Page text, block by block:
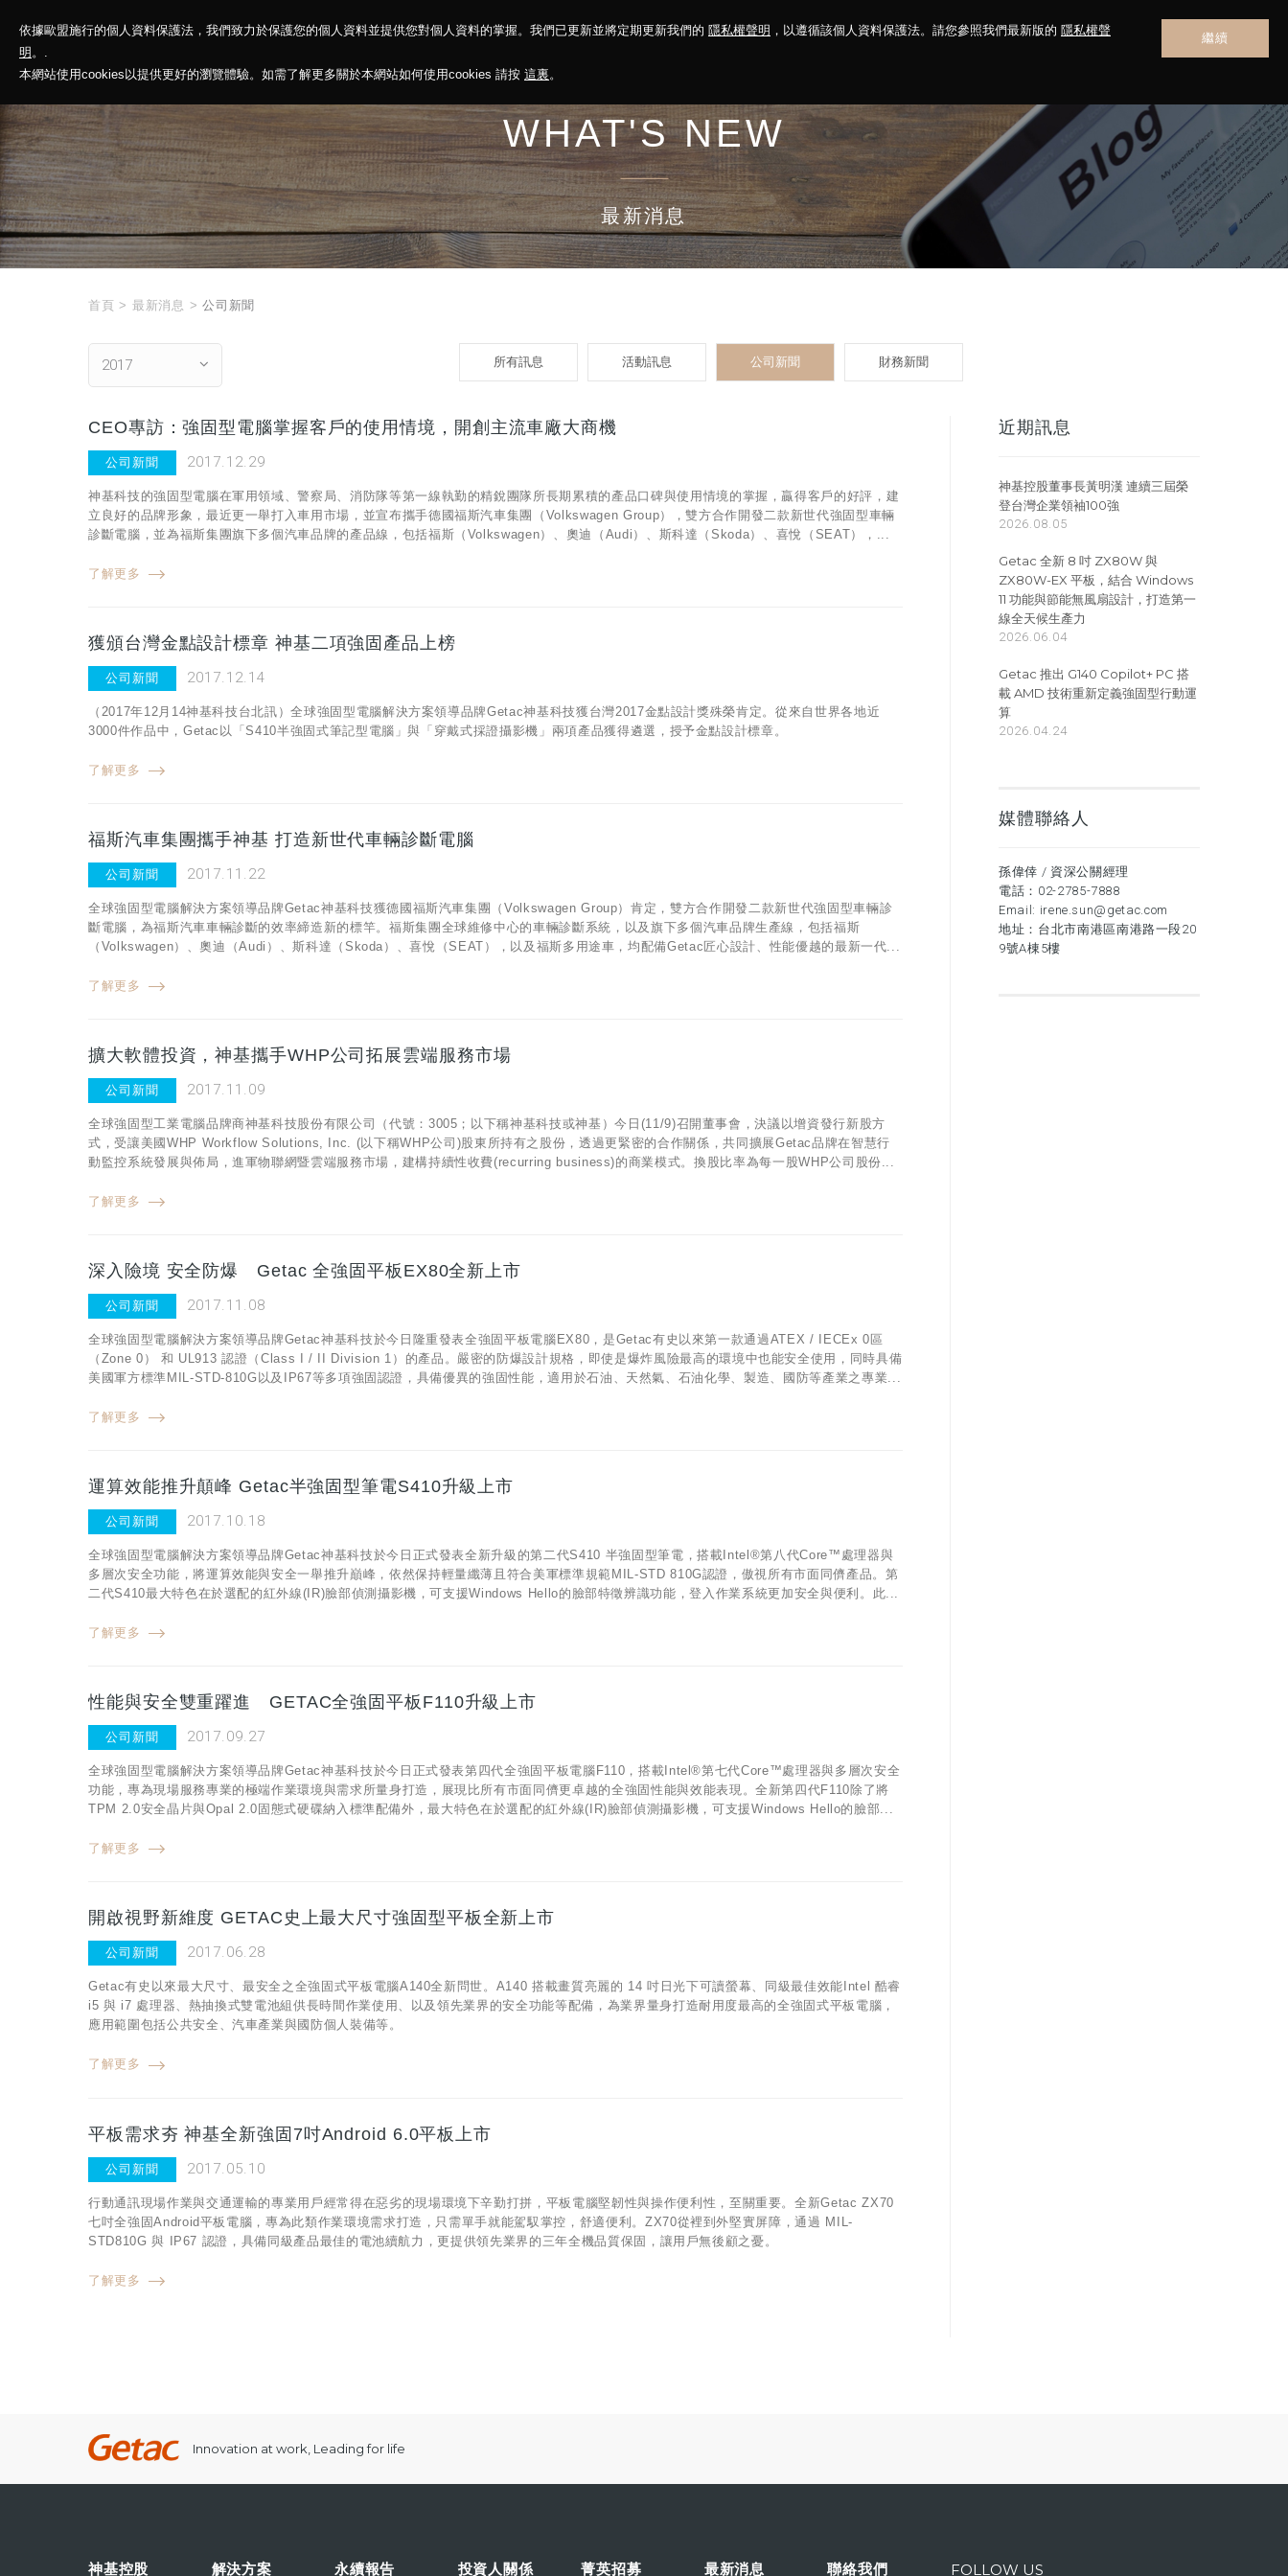
依據歐盟施行的個人資料保護法，我們致力於保護您的個人資料並提供您對個人資料的掌握。我們已更新並將定期更新我們的 隱私權聲明 ，以遵循該個人資料保護法。請您參照我們最新版的 隱私權聲
明 。.
本網站使用cookies以提供更好的瀏覽體驗。如需了解更多關於本網站如何使用cookies 請按 這裏。
繼續
神基投控 解決方案 永續報告 投資人關係 菁英招募 最新消息 聯絡我們
WHAT'S NEW
最新消息
首頁 > 最新消息 > 公司新聞
2017 所有訊息 活動訊息 公司新聞 財務新聞
CEO專訪：強固型電腦掌握客戶的使用情境，開創主流車廠大商機
公司新聞 2017.12.29
神基科技的強固型電腦在軍用領域、警察局、消防隊等第一線執勤的精銳團隊所長期累積的產品口碑與使用情境的掌握，贏得客戶的好評，建
立良好的品牌形象，最近更一舉打入車用市場，並宣布攜手德國福斯汽車集團（Volkswagen Group），雙方合作開發二款新世代強固型車輛
診斷電腦，並為福斯集團旗下多個汽車品牌的產品線，包括福斯（Volkswagen）、奧迪（Audi）、斯科達（Skoda）、喜悅（SEAT），...
了解更多
獲頒台灣金點設計標章 神基二項強固產品上榜
公司新聞 2017.12.14
（2017年12月14神基科技台北訊）全球強固型電腦解決方案領導品牌Getac神基科技獲台灣2017金點設計獎殊榮肯定。從來自世界各地近
3000件作品中，Getac以「S410半強固式筆記型電腦」與「穿戴式採證攝影機」兩項產品獲得遴選，授予金點設計標章。
了解更多
福斯汽車集團攜手神基 打造新世代車輛診斷電腦
公司新聞 2017.11.22
全球強固型電腦解決方案領導品牌Getac神基科技獲德國福斯汽車集團（Volkswagen Group）肯定，雙方合作開發二款新世代強固型車輛診
斷電腦，為福斯汽車車輛診斷的效率締造新的標竿。福斯集團全球維修中心的車輛診斷系統，以及旗下多個汽車品牌生產線，包括福斯
（Volkswagen）、奧迪（Audi）、斯科達（Skoda）、喜悅（SEAT），以及福斯多用途車，均配備Getac匠心設計、性能優越的最新一代...
了解更多
擴大軟體投資，神基攜手WHP公司拓展雲端服務市場
公司新聞 2017.11.09
全球強固型工業電腦品牌商神基科技股份有限公司（代號：3005；以下稱神基科技或神基）今日(11/9)召開董事會，決議以增資發行新股方
式，受讓美國WHP Workflow Solutions, Inc. (以下稱WHP公司)股東所持有之股份，透過更緊密的合作關係，共同擴展Getac品牌在智慧行
動監控系統發展與佈局，進軍物聯網暨雲端服務市場，建構持續性收費(recurring business)的商業模式。換股比率為每一股WHP公司股份...
了解更多
深入險境 安全防爆 Getac 全強固平板EX80全新上市
公司新聞 2017.11.08
全球強固型電腦解決方案領導品牌Getac神基科技於今日隆重發表全強固平板電腦EX80，是Getac有史以來第一款通過ATEX / IECEx 0區
（Zone 0） 和 UL913 認證（Class I / II Division 1）的產品。嚴密的防爆設計規格，即使是爆炸風險最高的環境中也能安全使用，同時具備
美國軍方標準MIL-STD-810G以及IP67等多項強固認證，具備優異的強固性能，適用於石油、天然氣、石油化學、製造、國防等產業之專業...
了解更多
運算效能推升顛峰 Getac半強固型筆電S410升級上市
公司新聞 2017.10.18
全球強固型電腦解決方案領導品牌Getac神基科技於今日正式發表全新升級的第二代S410 半強固型筆電，搭載Intel®第八代Core™處理器與
多層次安全功能，將運算效能與安全一舉推升巔峰，依然保持輕量纖薄且符合美軍標準規範MIL-STD 810G認證，傲視所有市面同儕產品。第
二代S410最大特色在於選配的紅外線(IR)臉部偵測攝影機，可支援Windows Hello的臉部特徵辨識功能，登入作業系統更加安全與便利。此...
了解更多
性能與安全雙重躍進 GETAC全強固平板F110升級上市
公司新聞 2017.09.27
全球強固型電腦解決方案領導品牌Getac神基科技於今日正式發表第四代全強固平板電腦F110，搭載Intel®第七代Core™處理器與多層次安全
功能，專為現場服務專業的極端作業環境與需求所量身打造，展現比所有市面同儕更卓越的全強固性能與效能表現。全新第四代F110除了將
TPM 2.0安全晶片與Opal 2.0固態式硬碟納入標準配備外，最大特色在於選配的紅外線(IR)臉部偵測攝影機，可支援Windows Hello的臉部...
了解更多
開啟視野新維度 GETAC史上最大尺寸強固型平板全新上市
公司新聞 2017.06.28
Getac有史以來最大尺寸、最安全之全強固式平板電腦A140全新問世。A140 搭載畫質亮麗的 14 吋日光下可讀螢幕、同級最佳效能Intel 酷睿
i5 與 i7 處理器、熱抽換式雙電池組供長時間作業使用、以及領先業界的安全功能等配備，為業界量身打造耐用度最高的全強固式平板電腦，
應用範圍包括公共安全、汽車產業與國防個人裝備等。
了解更多
平板需求夯 神基全新強固7吋Android 6.0平板上市
公司新聞 2017.05.10
行動通訊現場作業與交通運輸的專業用戶經常得在惡劣的現場環境下辛勤打拼，平板電腦堅韌性與操作便利性，至關重要。全新Getac ZX70
七吋全強固Android平板電腦，專為此類作業環境需求打造，只需單手就能駕馭掌控，舒適便利。ZX70從裡到外堅實屏障，通過 MIL-
STD810G 與 IP67 認證，具備同級產品最佳的電池續航力，更提供領先業界的三年全機品質保固，讓用戶無後顧之憂。
了解更多
近期訊息
神基控股董事長黃明漢 連續三屆榮
登台灣企業領袖100強
2026.08.05
Getac 全新 8 吋 ZX80W 與
ZX80W-EX 平板，結合 Windows
11 功能與節能無風扇設計，打造第一
線全天候生產力
2026.06.04
Getac 推出 G140 Copilot+ PC 搭
載 AMD 技術重新定義強固型行動運
算
2026.04.24
媒體聯絡人
孫偉倖 / 資深公關經理
電話： 02-2785-7888
Email: irene.sun@getac.com
地址：台北市南港區南港路一段20
9號A棟5樓
Innovation at work, Leading for life
神基控股 解決方案 永續報告 投資人關係 菁英招募 最新消息 聯絡我們 FOLLOW US